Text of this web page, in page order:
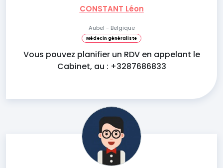
CONSTANT Léon
Aubel - Belgique
Médecin généraliste
Vous pouvez planifier un RDV en appelant le
Cabinet, au : +3287686833